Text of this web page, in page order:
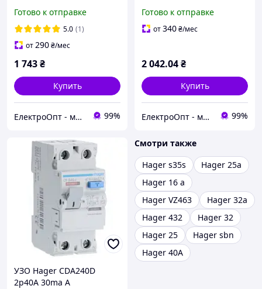
Готово к отправке
5.0 (1)
от290₴/мес
1 743₴
Купить
ЕлектроОпт - магазин електротоваров 99%
Готово к отправке
от340₴/мес
2 042.04₴
Купить
ЕлектроОпт - магазин електротоваров 99%
УЗО Hager CDA240D
2р40А 30ma А
Смотри также
Hager s35s
Hager 25a
Hager 16 a
Hager VZ463
Hager 32a
Hager 432
Hager 32
Hager 25
Hager sbn
Hager 40А